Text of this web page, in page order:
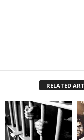
RELATED